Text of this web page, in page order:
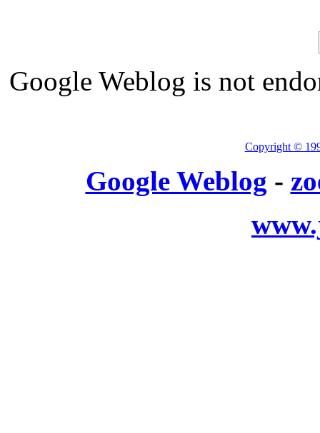
Google Weblog is not
Copyright ©
Google Weblog -